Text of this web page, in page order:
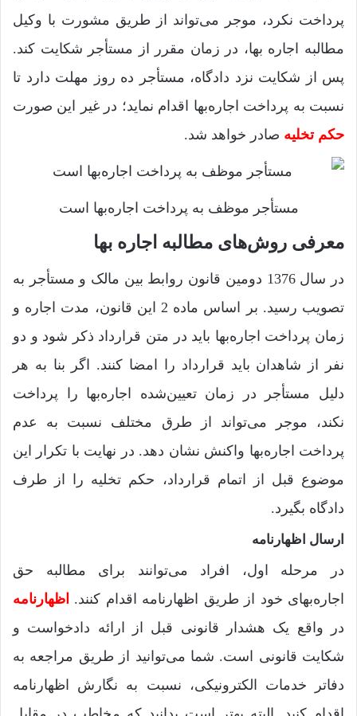
پرداخت نکرد، موجر می‌تواند از طریق مشورت با وکیل
مطالبه اجاره‌ بها، در زمان مقرر از مستأجر شکایت کند.
پس از شکایت نزد دادگاه، مستأجر ده روز مهلت دارد تا
نسبت به پرداخت اجاره‌بها اقدام نماید؛ در غیر این صورت
حکم تخلیه صادر خواهد شد.
مستأجر موظف به پرداخت اجاره‌بها است
معرفی روش‌های مطالبه اجاره‌ بها
در سال 1376 دومین قانون روابط بین مالک و مستأجر به
تصویب رسید. بر اساس ماده 2 این قانون، مدت اجاره و
زمان پرداخت اجاره‌بها باید در متن قرارداد ذکر شود و دو
نفر از شاهدان باید قرارداد را امضا کنند. اگر بنا به هر
دلیل مستأجر در زمان تعیین‌شده اجاره‌بها را پرداخت
نکند، موجر می‌تواند از طرق مختلف نسبت به عدم
پرداخت اجاره‌بها واکنش نشان دهد. در نهایت با تکرار این
موضوع قبل از اتمام قرارداد، حکم تخلیه را از طرف
دادگاه بگیرد.
ارسال اظهارنامه
در مرحله اول، افراد می‌توانند برای مطالبه حق
اجاره‌بهای خود از طریق اظهارنامه اقدام کنند. اظهارنامه
در واقع یک هشدار قانونی قبل از ارائه دادخواست و
شکایت قانونی است. شما می‌توانید از طریق مراجعه به
دفاتر خدمات الکترونیکی، نسبت به نگارش اظهارنامه